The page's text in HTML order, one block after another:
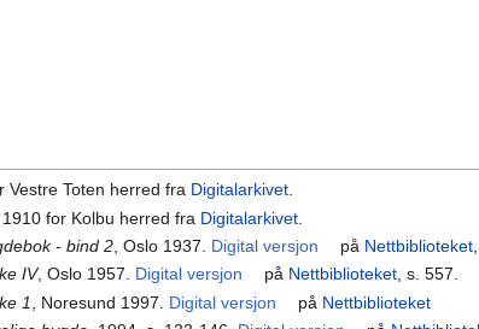
Vestre Toten herred fra Digitalarkivet.
for Kolbu herred fra Digitalarkivet
- bind 2 , Oslo 1937. Digital versjon på Nettbiblioteket
IV, Oslo 1957. Digital versjon på Nettbiblioteket, s. 557.
1
, Noresund 1997. Digital versjon på Nettbiblioteket